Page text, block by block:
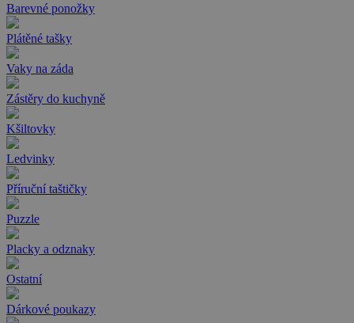
Barevné ponožky
Plátěné tašky
Vaky na záda
Zástěry do kuchyně
Kšiltovky
Ledvinky
Příruční taštičky
Puzzle
Placky a odznaky
Ostatní
Dárkové poukazy